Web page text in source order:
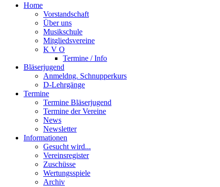
Home
Vorstandschaft
Über uns
Musikschule
Mitgliedsvereine
K V O
Termine / Info
Bläserjugend
Anmeldng. Schnupperkurs
D-Lehrgänge
Termine
Termine Bläserjugend
Termine der Vereine
News
Newsletter
Informationen
Gesucht wird...
Vereinsregister
Zuschüsse
Wertungsspiele
Archiv